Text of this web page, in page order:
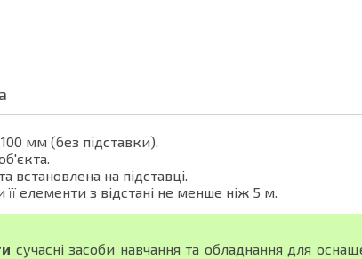
мм (без підставки).
на підставці.
елементи з відстані не менше ніж 5 м.
сучасні засоби навчання та обладнання для